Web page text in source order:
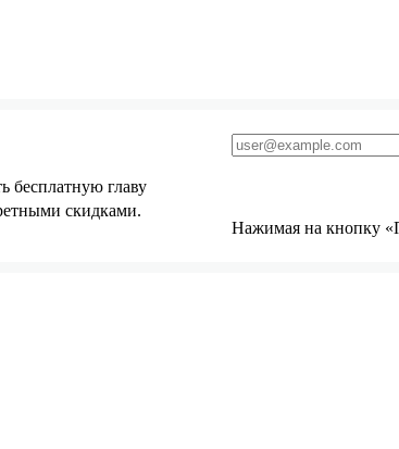
бесплатную главу
скидками.
Нажимая на кнопку